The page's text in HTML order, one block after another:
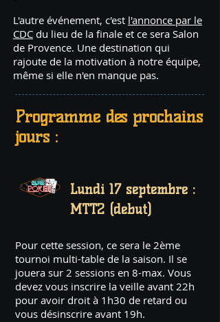
L'autre événement, c'est l'annonce par le
CDC du lieu de la finale et ce sera Salon
de Provence. Une destination qui
rajoute de la motivation à notre équipe,
même si elle n'en manque pas.
Programme des prochains
jours :
Lundi 17 septembre :
MTT2 (début)
Pour cette session, ce sera le 2ème
tournoi multi-table de la saison. Il se
jouera sur 2 sessions en 8-max. Vous
devez vous inscrire la veille avant 22h
pour avoir droit à 1h30 de retard ou
vous désinscrire avant 19h.